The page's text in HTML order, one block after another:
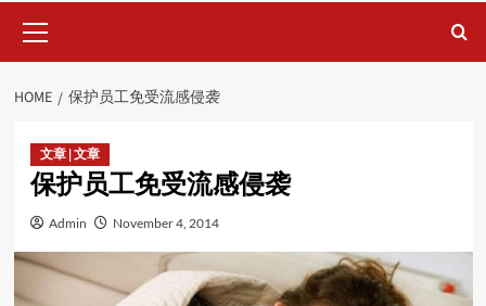
Menu
HOME 保护员工免受流感侵袭
文章 | 文章
保护员工免受流感侵袭
Admin November 4, 2014